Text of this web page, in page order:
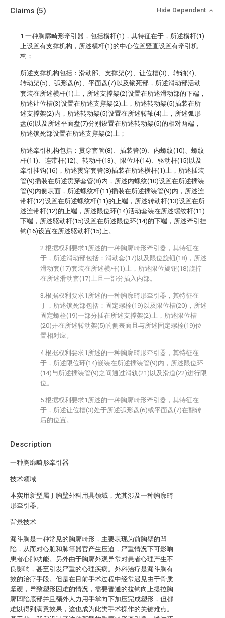
Description
一种胸廓畸形牵引器
技术领域
本实用新型属于胸壁外科用具领域，尤其涉及一种胸廓畸
形牵引器。
背景技术
漏斗胸是一种常见的胸廓畸形，主要表现为前胸壁的凹
陷，从而对心脏和肺等器官产生压迫，严重情况下可影响
患者心肺功能。另外由于胸廓外观异常对患者心理产生不
良影响，甚至引发严重的心理疾病。外科治疗是漏斗胸有
效的治疗手段。但是在目前手术过程中经常遇见由于骨质
坚硬，导致塑形困难的情况，需要普通的拉钩向上提拉胸
廓凹陷底部并且额外人力用手掌向下加压完成塑形，但都
难以得到满意效果，这也成为此类手术操作的关键难点。
Claims (5) Hide Dependent
1.一种胸廓畸形牵引器，包括横杆(1)，其特征在于，所述横杆(1)
上设置有支撑机构，所述横杆(1)的中心位置竖直设置有牵引机
构；
所述支撑机构包括：滑动部、支撑架(2)、让位槽(3)、转轴(4)、
转动架(5)、弧形盘(6)、平面盘(7)以及锁死部，所述滑动部活动
套装在所述横杆(1)上，所述支撑架(2)设置在所述滑动部的下端，
所述让位槽(3)设置在所述支撑架(2)上，所述转动架(5)插装在所
述支撑架(2)内，所述转动架(5)设置在所述转轴(4)上，所述弧形
盘(6)以及所述平面盘(7)分别设置在所述转动架(5)的相对两端，
所述锁死部设置在所述支撑架(2)上；
所述牵引机构包括：贯穿套管(8)、插装管(9)、内螺纹(10)、螺纹
杆(11)、连带杆(12)、转动杆(13)、限位环(14)、驱动杆(15)以及
牵引挂钩(16)，所述贯穿套管(8)插装在所述横杆(1)上，所述插装
管(9)插装在所述贯穿套管(8)内，所述内螺纹(10)设置在所述插装
管(9)内侧表面，所述螺纹杆(11)插装在所述插装管(9)内，所述连
带杆(12)设置在所述螺纹杆(11)的上端，所述转动杆(13)设置在所
述连带杆(12)的上端，所述限位环(14)活动套装在所述螺纹杆(11)
下端，所述驱动杆(15)设置在所述限位环(14)的下端，所述牵引挂
钩(16)设置在所述驱动杆(15)上。
2.根据权利要求1所述的一种胸廓畸形牵引器，其特征在
于，所述滑动部包括：滑动套(17)以及限位旋钮(18)，所述
滑动套(17)套装在所述横杆(1)上，所述限位旋钮(18)旋拧
在所述滑动套(17)上且一部分插入内部。
3.根据权利要求1所述的一种胸廓畸形牵引器，其特征在
于，所述锁死部包括：固定螺栓(19)以及限位槽(20)，所述
固定螺栓(19)一部分插在所述支撑架(2)上，所述限位槽
(20)开在所述转动架(5)的侧表面且与所述固定螺栓(19)位
置相对应。
4.根据权利要求1所述的一种胸廓畸形牵引器，其特征在
于，所述限位环(14)嵌装在所述插装管(9)内，所述限位环
(14)与所述插装管(9)之间通过滑轨(21)以及滑道(22)进行限
位。
5.根据权利要求1所述的一种胸廓畸形牵引器，其特征在
于，所述让位槽(3)处于所述弧形盘(6)或平面盘(7)在翻转
后的位置。